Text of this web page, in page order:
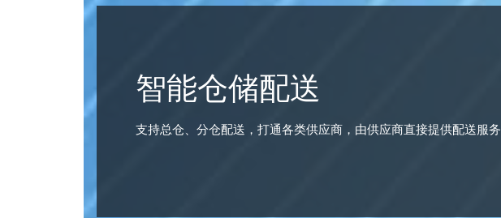
智能仓储配送
支持总仓、分仓配送，打通各类供应商，由供应商直接提供配送服务